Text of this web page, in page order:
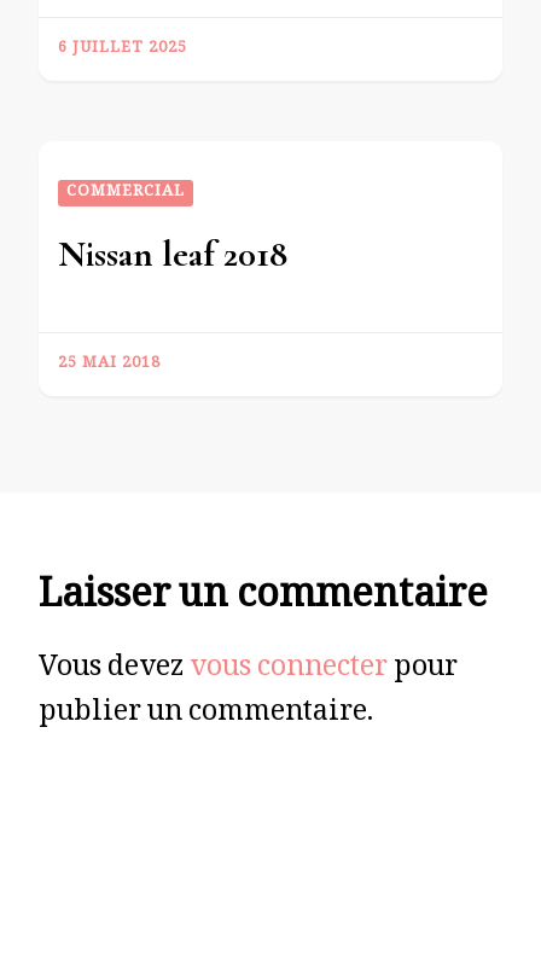
6 JUILLET 2025
COMMERCIAL
Nissan leaf 2018
25 MAI 2018
Laisser un commentaire
Vous devezvous connecterpour
publier un commentaire.